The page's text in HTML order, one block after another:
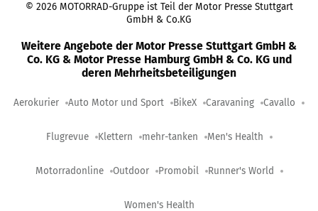
© 2026 MOTORRAD-Gruppe ist Teil der Motor Presse Stuttgart
GmbH & Co.KG
Weitere Angebote der Motor Presse Stuttgart GmbH &
Co. KG & Motor Presse Hamburg GmbH & Co. KG und
deren Mehrheitsbeteiligungen
Aerokurier Auto Motor und Sport BikeX Caravaning Cavallo
Flugrevue Klettern mehr-tanken Men's Health
Motorradonline Outdoor Promobil Runner's World
Women's Health